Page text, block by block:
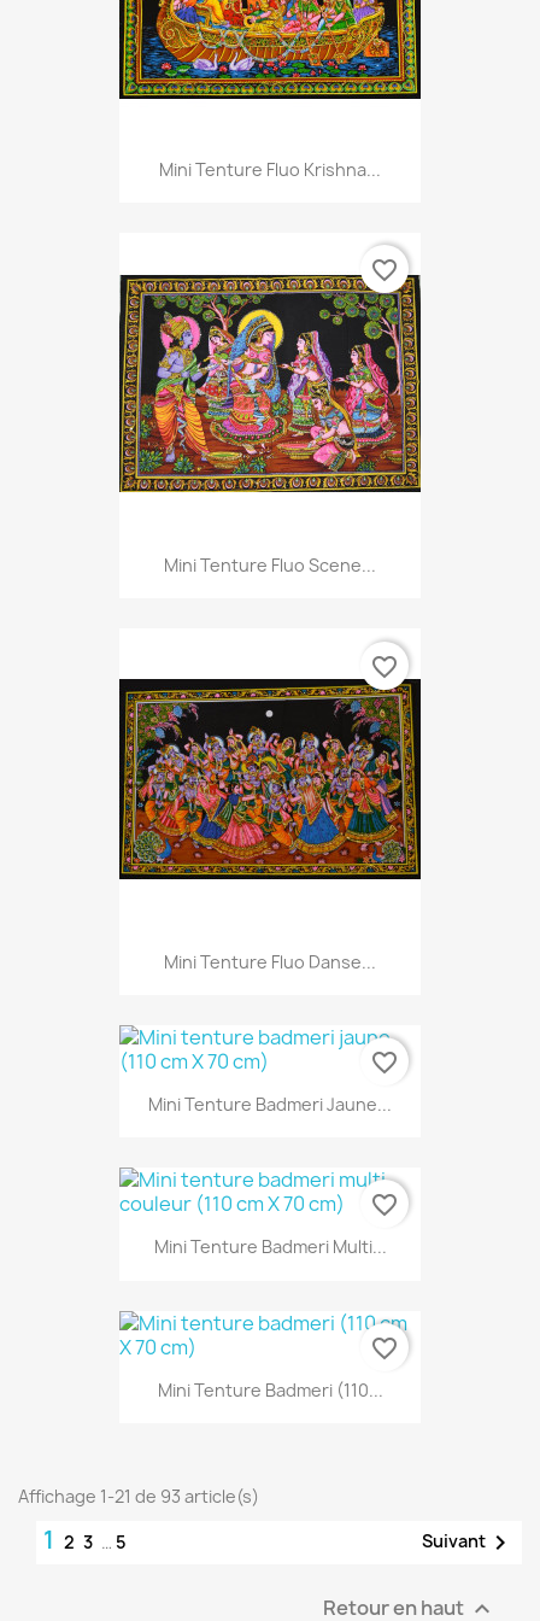
Mini Tenture Fluo Krishna...
Mini Tenture Fluo Scene...
favorite_border
Mini Tenture Fluo Danse...
favorite_border
Mini Tenture Badmeri Jaune...
favorite_border
Mini Tenture Badmeri Multi...
favorite_border
Mini Tenture Badmeri (110...
favorite_border
Affichage 1-21 de 93 article(s)
1 2 3 … 5 Suivant 
Retour en haut 